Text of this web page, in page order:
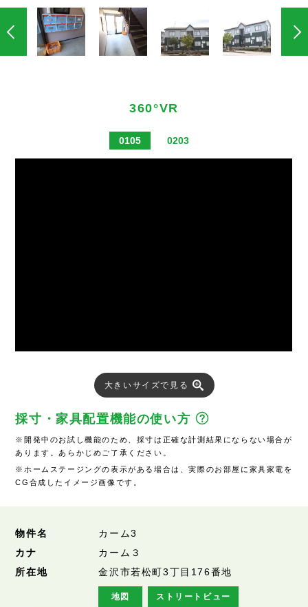
360°VR
0105 0203
大きいサイズで見る
採寸・家具配置機能の使い方
※開発中のお試し機能のため、採寸は正確な計測結果にならない場合が
あります。あらかじめご了承ください。
※ホームステージングの表示がある場合は、実際のお部屋に家具家電を
CG合成したイメージ画像です。
物件名
カーム3
カナ
カーム３
所在地
金沢市若松町3丁目176番地
地図 ストリートビュー